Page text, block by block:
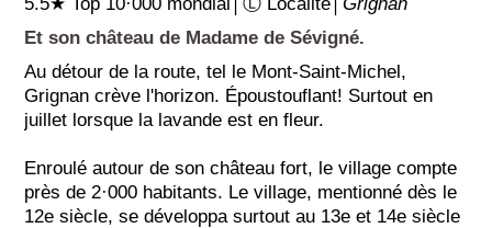
Et son château de Madame de Sévigné.
Au détour de la route, tel le Mont-Saint-Michel,
Grignan crève l'horizon. Époustouflant! Surtout en
juillet lorsque la lavande est en fleur.
Enroulé autour de son château fort, le village compte
près de 2·000 habitants. Le village, mentionné dès le
12e siècle, se développa surtout au 13e et 14e siècle